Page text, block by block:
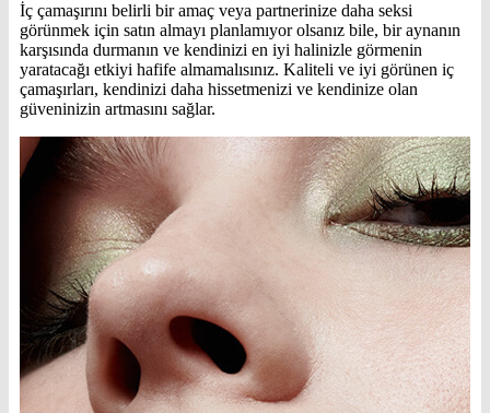
İç çamaşırını belirli bir amaç veya partnerinize daha seksi
görünmek için satın almayı planlamıyor olsanız bile, bir aynanın
karşısında durmanın ve kendinizi en iyi halinizle görmenin
yaratacağı etkiyi hafife almamalısınız. Kaliteli ve iyi görünen iç
çamaşırları, kendinizi daha hissetmenizi ve kendinize olan
güveninizin artmasını sağlar.